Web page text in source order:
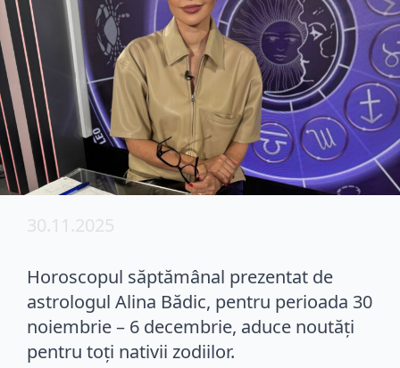
30.11.2025
Horoscopul săptămânal prezentat de
astrologul Alina Bădic, pentru perioada 30
noiembrie – 6 decembrie, aduce noutăți
pentru toți nativii zodiilor.